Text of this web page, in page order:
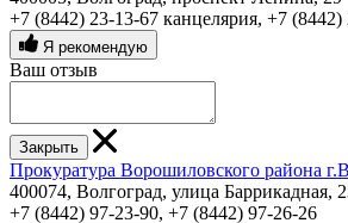
+7 (8442) 23-13-67 канцелярия, +7 (8442)
Я рекомендую
Ваш отзыв
Закрыть
Прокуратура Ворошиловского района
400074, Волгоград, улица Баррикадная,
+7 (8442) 97-23-90, +7 (8442) 97-26-26